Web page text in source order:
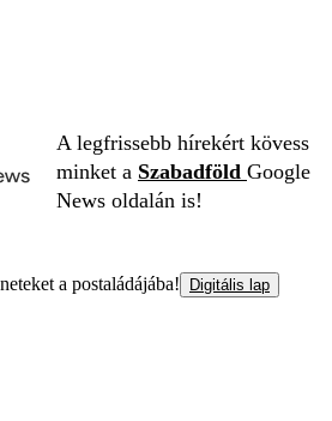
A legfrissebb hírekért kövess
minket a Szabadföld Google
News oldalán is!
a postaládájába!
Digitális lap